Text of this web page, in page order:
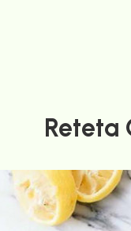
Reteta